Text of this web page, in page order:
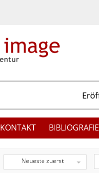
KONTAKT BIBLIOGRAFIE
Neueste zuerst